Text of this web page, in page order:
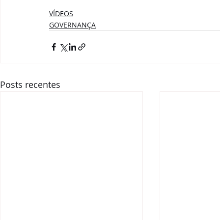
VÍDEOS
GOVERNANÇA
Posts recentes